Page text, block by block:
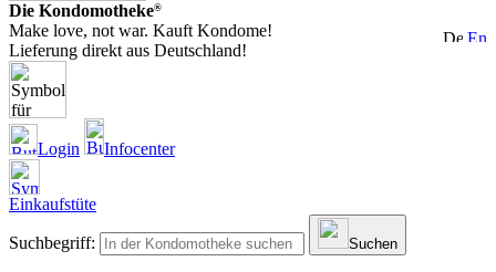
Die Kondomotheke®
Make love, not war. Kauft Kondome!
Lieferung direkt aus Deutschland!
Login Infocenter
Einkaufstüte
Suchbegriff: Suchen